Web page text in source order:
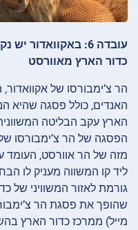
עובדה 6:
כדור הארץ מאוורסט
הר צ’ימבורסו של
האנדים, כולל פסגה שהיא
הארץ עקב הבליטה
ליד קו המשווה מעניק לו
גורמת לאזור המשוויני של
מייל) ממרכז כדור הארץ